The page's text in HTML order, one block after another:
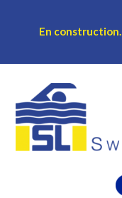
En construction.
Inhalt